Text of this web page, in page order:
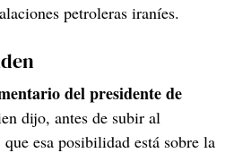
petroleras iraníes.
del presidente de
dijo, antes de subir al
esa posibilidad está sobre la